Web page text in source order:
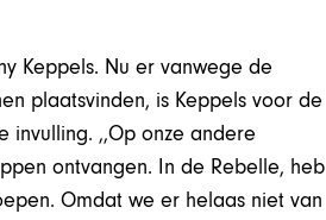
Keppels. Nu er vanwege de
plaatsvinden, is Keppels voor de
invulling. ,,Op onze andere
ontvangen. In de Rebelle, heb
Omdat we er helaas niet van